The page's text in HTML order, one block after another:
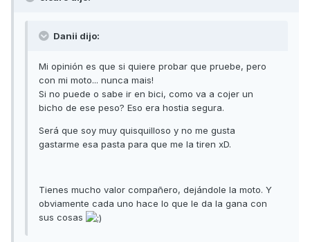
Danii dijo:
Mi opinión es que si quiere probar que pruebe, pero
con mi moto... nunca mais!
Si no puede o sabe ir en bici, como va a cojer un
bicho de ese peso? Eso era hostia segura.
Será que soy muy quisquilloso y no me gusta
gastarme esa pasta para que me la tiren xD.
Tienes mucho valor compañero, dejándole la moto. Y
obviamente cada uno hace lo que le da la gana con
sus cosas